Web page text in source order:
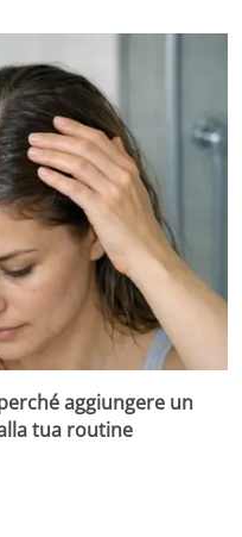
aggiungere un
tua routine